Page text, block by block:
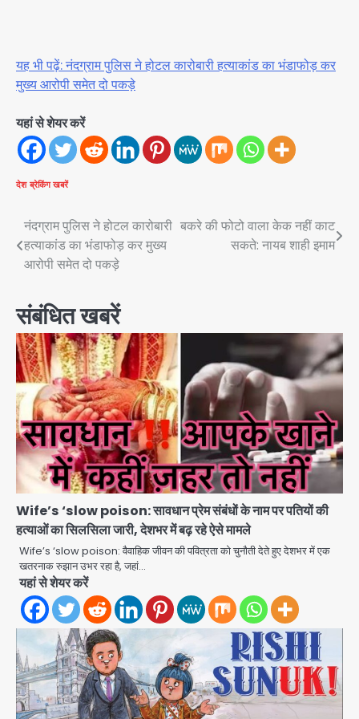
यह भी पढ़ें: नंदग्राम पुलिस ने होटल कारोबारी हत्याकांड का भंडाफोड़ कर
मुख्य आरोपी समेत दो पकड़े
यहां से शेयर करें
देश ब्रेकिंग खबरें
Post
navigation
नंदग्राम पुलिस ने होटल कारोबारी
हत्याकांड का भंडाफोड़ कर मुख्य
आरोपी समेत दो पकड़े
बकरे की फोटो वाला केक नहीं काट
सकते: नायब शाही इमाम
संबंधित खबरें
Wife’s ‘slow poison: सावधान प्रेम संबंधों के नाम पर पतियों की
हत्याओं का सिलसिला जारी, देशभर में बढ़ रहे ऐसे मामले
Wife’s ‘slow poison: वैवाहिक जीवन की पवित्रता को चुनौती देते हुए देशभर में एक
खतरनाक रुझान उभर रहा है, जहां…
यहां से शेयर करें
Noida road repair delays: नोएडा
में रंगीन लाइटों की चमक, लेकिन सड़कें अभी भी
उखड़ी: प्राधिकरण के सौंदर्यीकरण बनाम आम
jai hind janab